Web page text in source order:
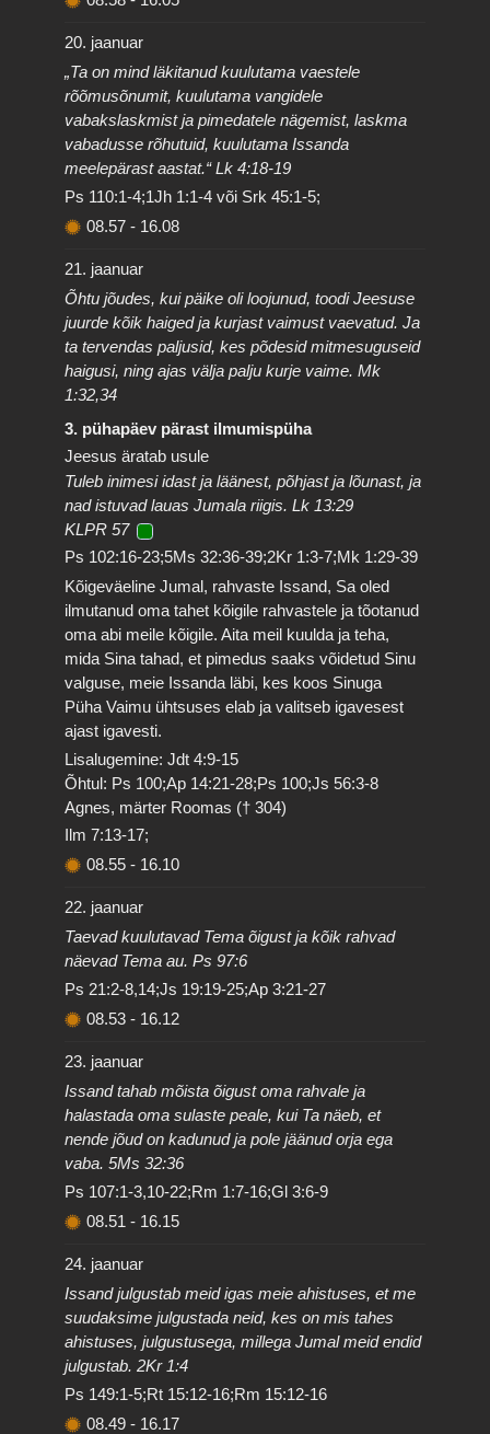
20. jaanuar
„Ta on mind läkitanud kuulutama vaestele
rõõmusõnumit, kuulutama vangidele
vabakslaskmist ja pimedatele nägemist, laskma
vabadusse rõhutuid, kuulutama Issanda
meelepärast aastat.“ Lk 4:18-19
Ps 110:1-4;1Jh 1:1-4 või Srk 45:1-5;
08.57 - 16.08
21. jaanuar
Õhtu jõudes, kui päike oli loojunud, toodi Jeesuse
juurde kõik haiged ja kurjast vaimust vaevatud. Ja
ta tervendas paljusid, kes põdesid mitmesuguseid
haigusi, ning ajas välja palju kurje vaime. Mk
1:32,34
3. pühapäev pärast ilmumispüha
Jeesus äratab usule
Tuleb inimesi idast ja läänest, põhjast ja lõunast, ja
nad istuvad lauas Jumala riigis. Lk 13:29
KLPR 57
Ps 102:16-23;5Ms 32:36-39;2Kr 1:3-7;Mk 1:29-39
Kõigeväeline Jumal, rahvaste Issand, Sa oled
ilmutanud oma tahet kõigile rahvastele ja tõotanud
oma abi meile kõigile. Aita meil kuulda ja teha,
mida Sina tahad, et pimedus saaks võidetud Sinu
valguse, meie Issanda läbi, kes koos Sinuga
Püha Vaimu ühtsuses elab ja valitseb igavesest
ajast igavesti.
Lisalugemine: Jdt 4:9-15
Õhtul: Ps 100;Ap 14:21-28;Ps 100;Js 56:3-8
Agnes, märter Roomas († 304)
Ilm 7:13-17;
08.55 - 16.10
22. jaanuar
Taevad kuulutavad Tema õigust ja kõik rahvad
näevad Tema au. Ps 97:6
Ps 21:2-8,14;Js 19:19-25;Ap 3:21-27
08.53 - 16.12
23. jaanuar
Issand tahab mõista õigust oma rahvale ja
halastada oma sulaste peale, kui Ta näeb, et
nende jõud on kadunud ja pole jäänud orja ega
vaba. 5Ms 32:36
Ps 107:1-3,10-22;Rm 1:7-16;Gl 3:6-9
08.51 - 16.15
24. jaanuar
Issand julgustab meid igas meie ahistuses, et me
suudaksime julgustada neid, kes on mis tahes
ahistuses, julgustusega, millega Jumal meid endid
julgustab. 2Kr 1:4
Ps 149:1-5;Rt 15:12-16;Rm 15:12-16
08.49 - 16.17